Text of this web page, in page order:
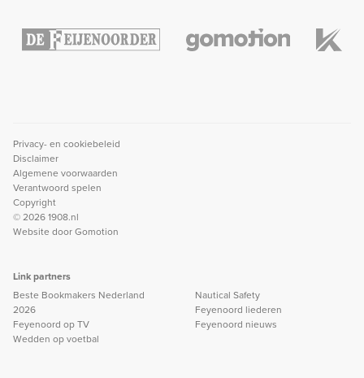
Privacy- en cookiebeleid
Disclaimer
Algemene voorwaarden
Verantwoord spelen
Copyright
© 2026 1908.nl
Website doorGomotion
Link partners
Beste Bookmakers Nederland
2026
Feyenoord op TV
Wedden op voetbal
Nautical Safety
Feyenoord liederen
Feyenoord nieuws